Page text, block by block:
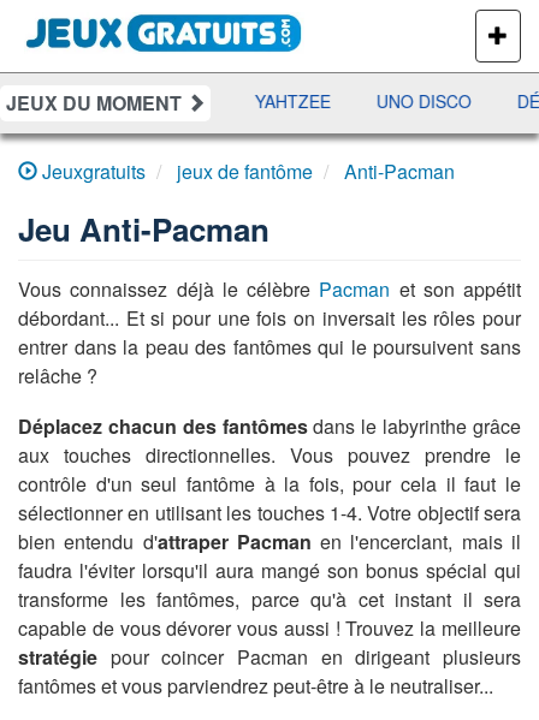
PLUS
DE
JEUX
JEUX DU MOMENT
RAMI JETX YAHTZEE UNO DISCO
Jeuxgratuits jeux de fantôme Anti-Pacman
Jeu Anti-Pacman
Vous connaissez déjà le célèbre Pacman et son appétit
débordant... Et si pour une fois on inversait les rôles pour
entrer dans la peau des fantômes qui le poursuivent sans
relâche ?
Déplacez chacun des fantômesdans le labyrinthe grâce
aux touches directionnelles. Vous pouvez prendre le
contrôle d'un seul fantôme à la fois, pour cela il faut le
sélectionner en utilisant les touches 1-4. Votre objectif sera
bien entendu d'attraper Pacman en l'encerclant, mais il
faudra l'éviter lorsqu'il aura mangé son bonus spécial qui
transforme les fantômes, parce qu'à cet instant il sera
capable de vous dévorer vous aussi ! Trouvez la meilleure
stratégie pour coincer Pacman en dirigeant plusieurs
fantômes et vous parviendrez peut-être à le neutraliser...